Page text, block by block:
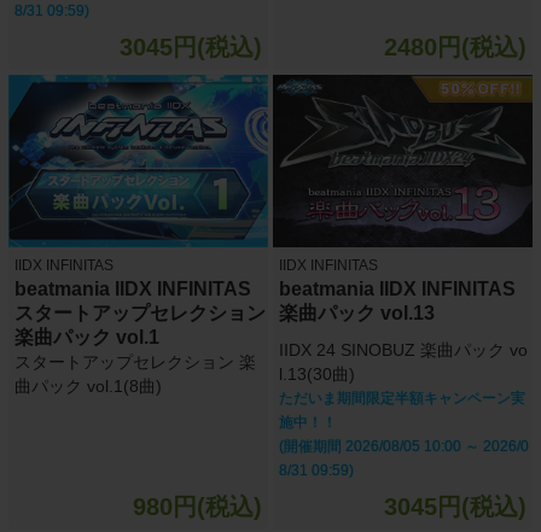
8/31 09:59)
3045円(税込) 2480円(税込)
IIDX INFINITAS
beatmania IIDX INFINITAS
スタートアップセレクション
楽曲パック vol.1
スタートアップセレクション 楽
曲パック vol.1(8曲)
980円(税込)
IIDX INFINITAS
beatmania IIDX INFINITAS
楽曲パック vol.13
IIDX 24 SINOBUZ 楽曲パック vo
l.13(30曲)
ただいま期間限定半額キャンペーン実
施中！！
(開催期間 2026/08/05 10:00 ～ 2026/0
8/31 09:59)
3045円(税込)